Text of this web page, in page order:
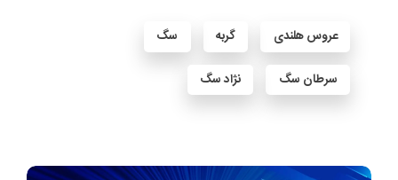
عروس هلندی گربه سگ
سرطان سگ نژاد سگ